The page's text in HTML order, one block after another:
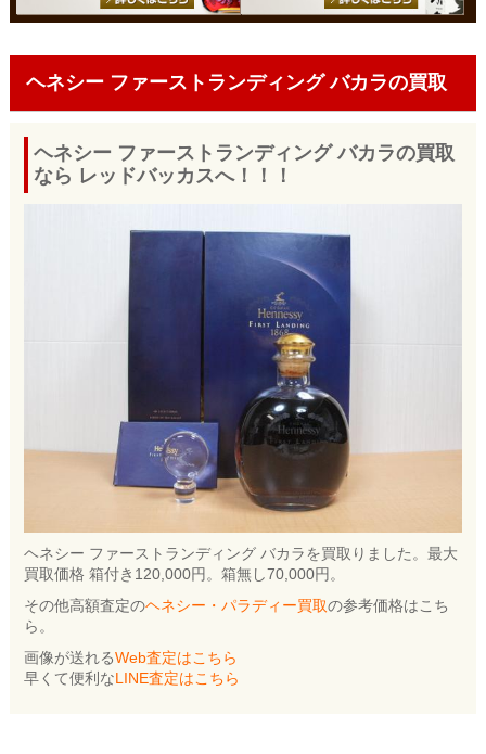
ヘネシー ファーストランディング バカラの買取
ヘネシー ファーストランディング バカラの買取
なら レッドバッカスへ！！！
ヘネシー ファーストランディング バカラを買取りました。最大
買取価格 箱付き120,000円。箱無し70,000円。
その他高額査定のヘネシー・パラディー買取の参考価格はこち
ら。
画像が送れるWeb査定はこちら
早くて便利なLINE査定はこちら